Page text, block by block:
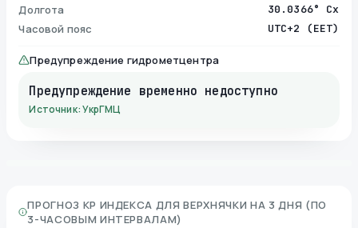
Долгота 30.0366° Сх
Часовой пояс UTC+2 (EET)
Предупреждение гидрометцентра
Предупреждение временно недоступно
Источник: УкрГМЦ
ПРОГНОЗ KP ИНДЕКСА ДЛЯ ВЕРХНЯЧКИ НА 3 ДНЯ (ПО
3-ЧАСОВЫМ ИНТЕРВАЛАМ)